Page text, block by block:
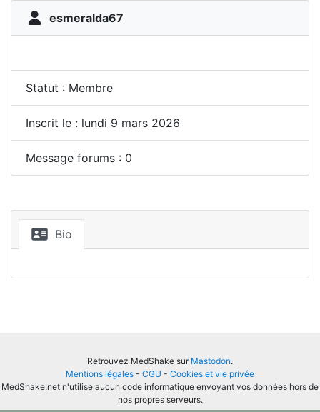
esmeralda67
Statut : Membre
Inscrit le : lundi 9 mars 2026
Message forums : 0
Bio
Retrouvez MedShake sur Mastodon.
Mentions légales - CGU - Cookies et vie privée
MedShake.net n'utilise aucun code informatique envoyant vos données hors de
nos propres serveurs.